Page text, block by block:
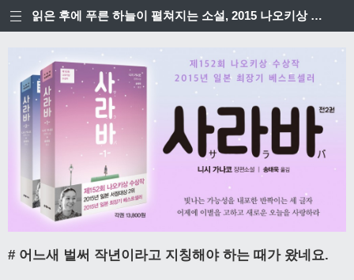
읽은 후에 푸른 하늘이 펼쳐지는 소설, 2015 나오키상 수상작 편집후기
# 어느새 벌써 작년이라고 지칭해야 하는 때가 왔네요.